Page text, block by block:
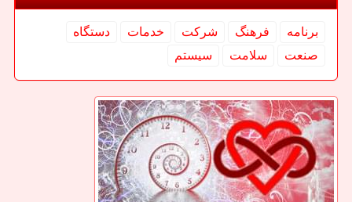
برنامه فرهنگ شركت خدمات
دستگاه
صنعت
سلامت سیستم